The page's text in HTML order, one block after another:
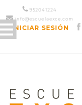
952 04 12 24
info@escuelaexce.com
INICIAR SESIÓN